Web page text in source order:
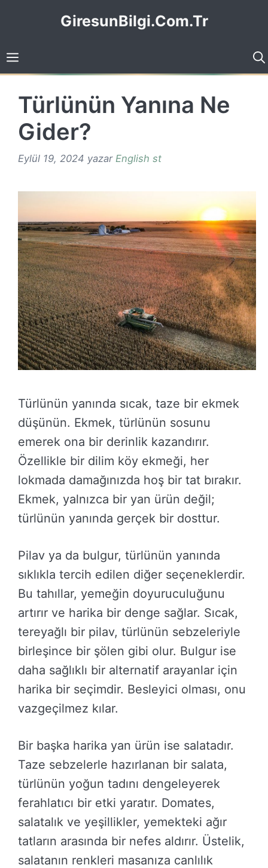
GiresunBilgi.Com.Tr
Türlünün Yanına Ne
Gider?
Eylül 19, 2024 yazar English st
Türlünün yanında sıcak, taze bir ekmek
düşünün. Ekmek, türlünün sosunu
emerek ona bir derinlik kazandırır.
Özellikle bir dilim köy ekmeği, her
lokmada damağınızda hoş bir tat bırakır.
Ekmek, yalnızca bir yan ürün değil;
türlünün yanında gerçek bir dosttur.
Pilav ya da bulgur, türlünün yanında
sıklıkla tercih edilen diğer seçeneklerdir.
Bu tahıllar, yemeğin doyuruculuğunu
artırır ve harika bir denge sağlar. Sıcak,
tereyağlı bir pilav, türlünün sebzeleriyle
birleşince bir şölen gibi olur. Bulgur ise
daha sağlıklı bir alternatif arayanlar için
harika bir seçimdir. Besleyici olması, onu
vazgeçilmez kılar.
Bir başka harika yan ürün ise salatadır.
Taze sebzelerle hazırlanan bir salata,
türlünün yoğun tadını dengeleyerek
ferahlatıcı bir etki yaratır. Domates,
salatalık ve yeşillikler, yemekteki ağır
tatların arasında bir nefes aldırır. Üstelik,
salatanın renkleri masanıza canlılık